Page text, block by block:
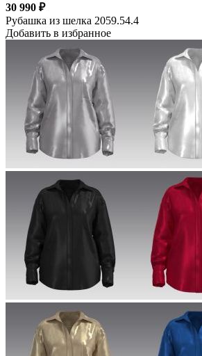
30 990 ₽
Рубашка из шелка 2059.54.4
Добавить в избранное